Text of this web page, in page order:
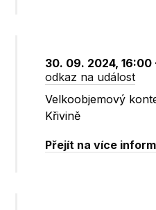
30. 09. 2024,
odkaz na událost
Velkoobjemový
Křivině
Přejít na více